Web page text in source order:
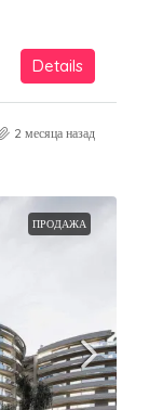
Details
2 месяца назад
ПРОДАЖА